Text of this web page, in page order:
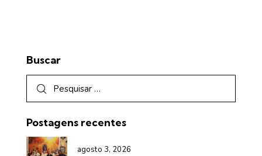
Buscar
Postagens recentes
agosto 3, 2026